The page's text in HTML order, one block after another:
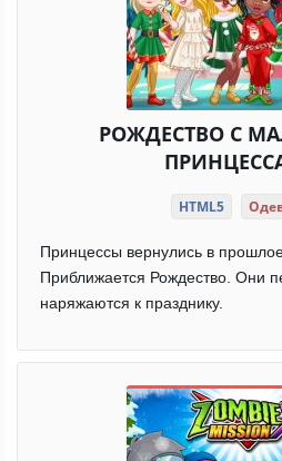
РОЖДЕСТВО С
HTML5
Принцессы вернулись в
Приближается Рождество. Они
наряжаются к празднику.